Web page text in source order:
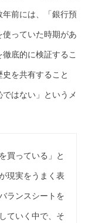
前には、「銀行預
っていた時期があ
徹底的に検証するこ
を共有すること
はない」というメ
を買っている」と
現実をうまく表
ランスシートを
ていく中で、そ